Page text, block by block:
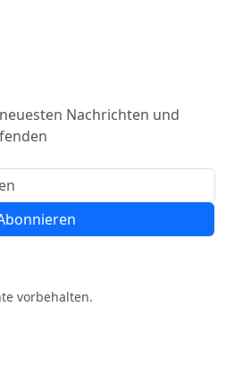
Nachrichten und
vorbehalten.